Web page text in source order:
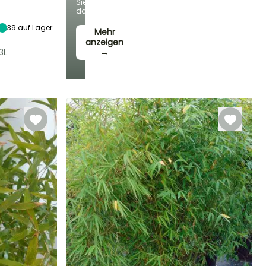
Sie
dabei!
Mehr
anzeigen
→
39 auf Lager